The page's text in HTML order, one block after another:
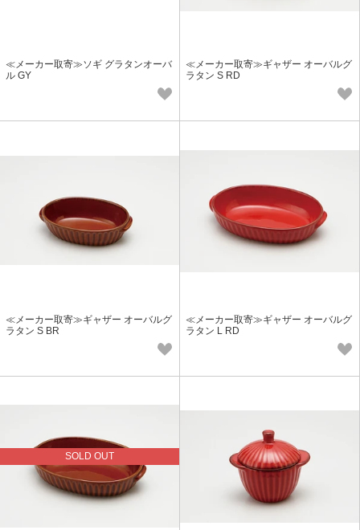
≪メーカー取寄≫ソギ グラタンオーバ
ル GY
≪メーカー取寄≫ギャザー オーバルグ
ラタン S RD
≪メーカー取寄≫ギャザー オーバルグ
ラタン S BR
≪メーカー取寄≫ギャザー オーバルグ
ラタン L RD
SOLD OUT